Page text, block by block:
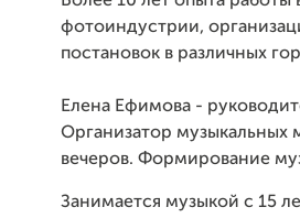
фотоиндустрии,
постановок в различных
Елена Ефимова -
Организатор музыкальных
вечеров. Формирование
Занимается музыкой с 15